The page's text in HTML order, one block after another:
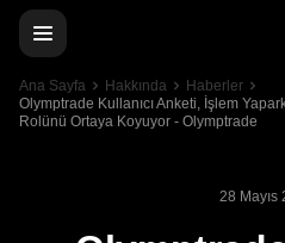
Ana Sayfa Hakkında
Haberler
Olymptrade Kullanıcı Anketi, İşlem
Rolünü Ortaya Koyuyor - Olymptrade
28 Mayıs